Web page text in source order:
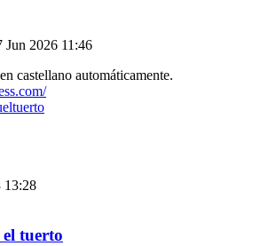
Jun 2026 11:46
castellano automáticamente.
13:28
tuerto